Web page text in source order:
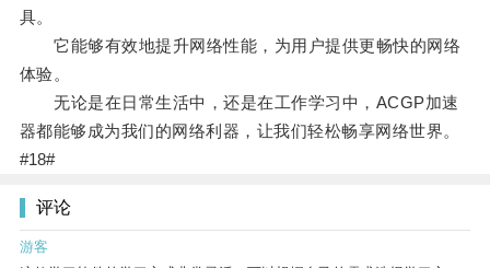
具。
它能够有效地提升网络性能，为用户提供更畅快的网络
体验。
无论是在日常生活中，还是在工作学习中，ACGP加速
器都能够成为我们的网络利器，让我们轻松畅享网络世界。
#18#
评论
游客